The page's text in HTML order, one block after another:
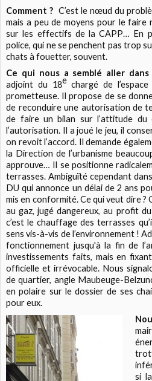
Comment ? C’est le nœud du
mais a peu de moyens pour le faire
sur les effectifs de la CAPP… En
police, qui ne se penchent pas trop
chats à fouetter, souvent.
Ce qui nous a semblé aller
adjoint du 18echargé de
prometteuse. Il propose de se
de reconduire une autorisation de
de faire un bilan sur l’attitude du
l’autorisation. Il a joué le jeu, il
on revoit l’accord. Il demande
la Direction de l’urbanisme
approuve… Il se positionne
terrasses. Ambiguïté cependant
DU qui annonce un délai de 2 ans
mis en conformité. Ce qui veut dire
au gaz, jugé dangereux, au profit
c’est le chauffage des terrasses
sens vis-à-vis de l’environnement !
fonctionnement jusqu'à la fin de
investissements faits, mais en
officielle et irrévocable. Nous
de quartier, angle Maubeuge-
en polaire sur le dossier de ses
pour eux.
si